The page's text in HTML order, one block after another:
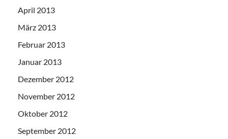
April 2013
März 2013
Februar 2013
Januar 2013
Dezember 2012
November 2012
Oktober 2012
September 2012